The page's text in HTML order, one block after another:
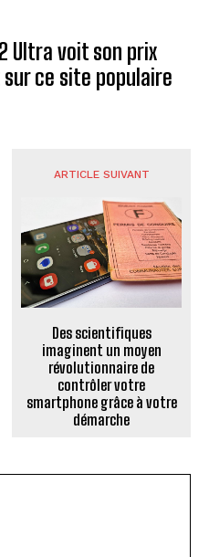
Ultra voit son prix
ce site populaire
ARTICLE SUIVANT
Des scientifiques
imaginent un moyen
révolutionnaire de
contrôler votre
smartphone grâce à votre
démarche